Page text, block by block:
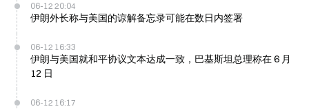
06-12 20:04
伊朗外长称与美国的谅解备忘录可能在数日内签署
06-12 16:33
伊朗与美国就和平协议文本达成一致，巴基斯坦总理称在 6 月
12 日
06-12 16:17